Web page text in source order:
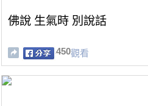
佛說 生氣時 別說話
450觀看